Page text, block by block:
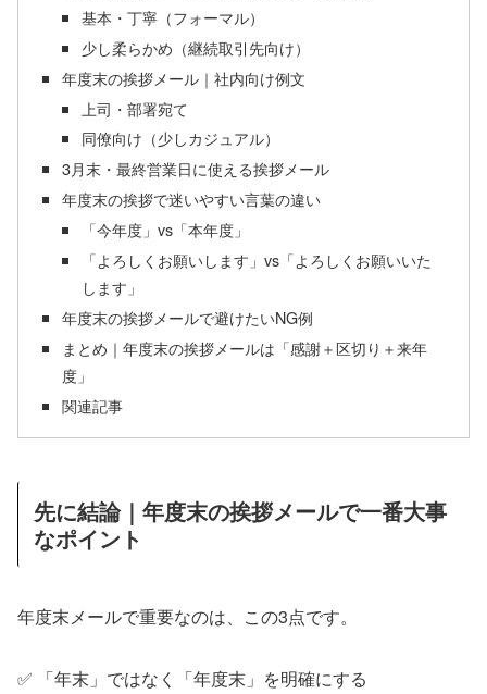
基本・丁寧（フォーマル）
少し柔らかめ（継続取引先向け）
年度末の挨拶メール｜社内向け例文
上司・部署宛て
同僚向け（少しカジュアル）
3月末・最終営業日に使える挨拶メール
年度末の挨拶で迷いやすい言葉の違い
「今年度」vs「本年度」
「よろしくお願いします」vs「よろしくお願いいた
します」
年度末の挨拶メールで避けたいNG例
まとめ｜年度末の挨拶メールは「感謝＋区切り＋来年
度」
関連記事
先に結論｜年度末の挨拶メールで一番大事
なポイント
年度末メールで重要なのは、この3点です。
✅ 「年末」ではなく「年度末」を明確にする